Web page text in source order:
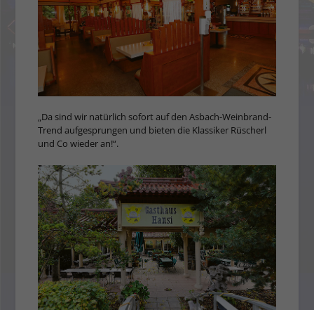
„Da sind wir natürlich sofort auf den Asbach-Weinbrand-
Trend aufgesprungen und bieten die Klassiker Rüscherl
und Co wieder an!“.